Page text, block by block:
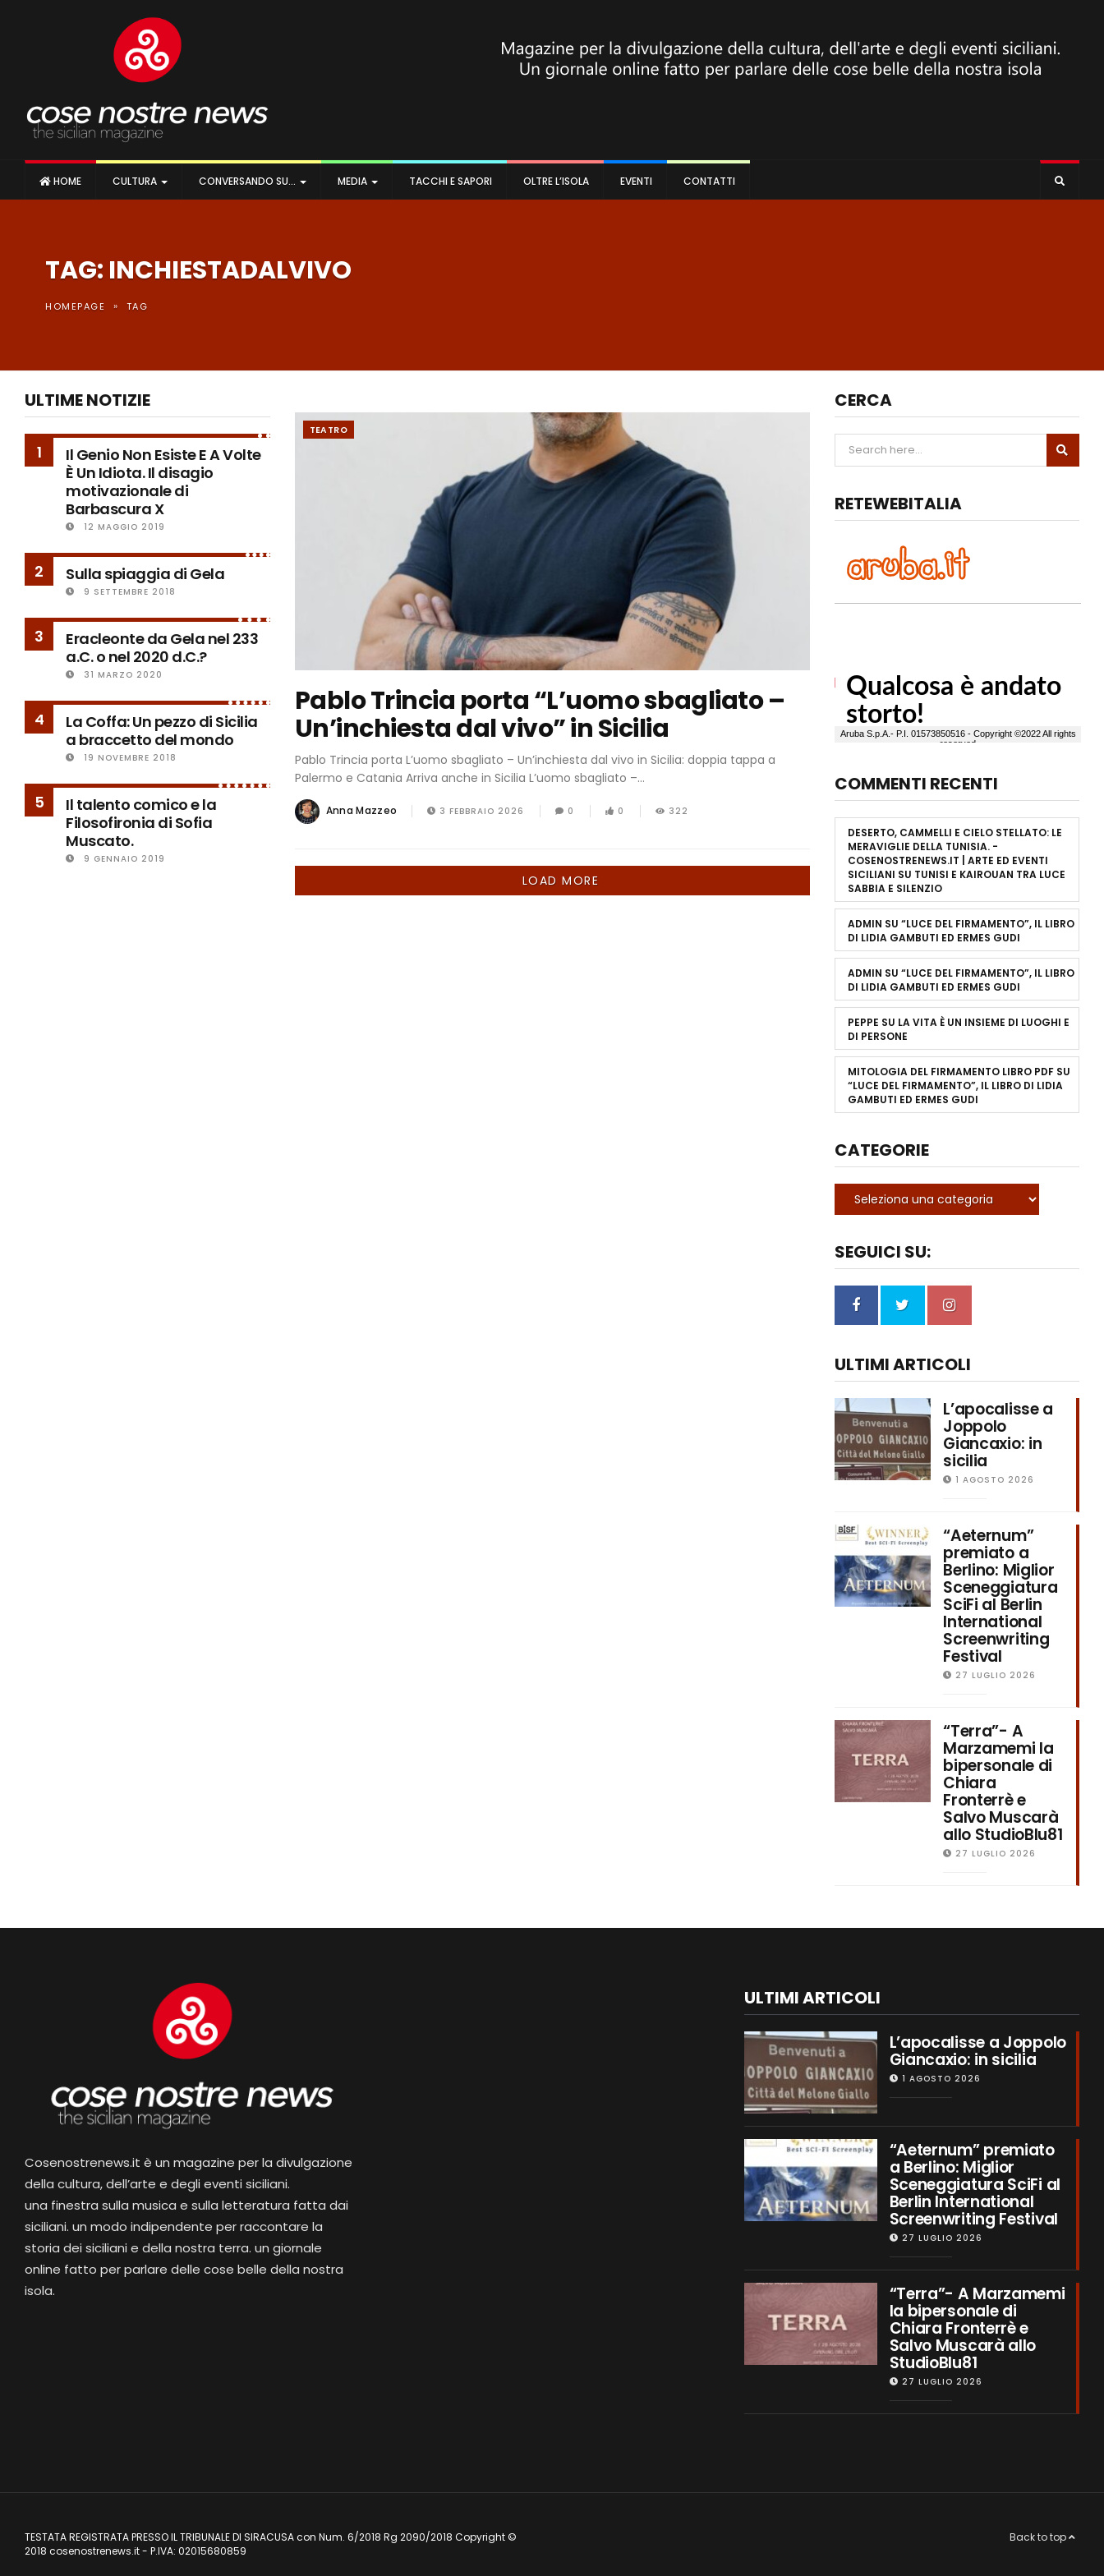
HOME CULTURA CONVERSANDO SU… MEDIA TACCHI E SAPORI OLTRE L’ISOLA EVENTI CONTATTI
TAG: INCHIESTADALVIVO
HOMEPAGE » TAG
ULTIME NOTIZIE
1
Il Genio Non Esiste E A Volte
È Un Idiota. Il disagio
motivazionale di
Barbascura X
12 MAGGIO 2019
2 Sulla spiaggia di Gela
9 SETTEMBRE 2018
3
Eracleonte da Gela nel 233
a.C. o nel 2020 d.C.?
31 MARZO 2020
4
La Coffa: Un pezzo di Sicilia
a braccetto del mondo
19 NOVEMBRE 2018
5
Il talento comico e la
Filosofironia di Sofia
Muscato.
9 GENNAIO 2019
TEATRO
Pablo Trincia porta “L’uomo sbagliato –
Un’inchiesta dal vivo” in Sicilia
Pablo Trincia porta L’uomo sbagliato – Un’inchiesta dal vivo in Sicilia: doppia tappa a
Palermo e Catania Arriva anche in Sicilia L’uomo sbagliato –...
Anna Mazzeo 3 FEBBRAIO 2026 0 0 322
LOAD MORE
CERCA
RETEWEBITALIA
COMMENTI RECENTI
DESERTO, CAMMELLI E CIELO STELLATO: LE
MERAVIGLIE DELLA TUNISIA. -
COSENOSTRENEWS.IT | ARTE ED EVENTI
SICILIANI SU TUNISI E KAIROUAN TRA LUCE
SABBIA E SILENZIO
ADMIN SU “LUCE DEL FIRMAMENTO”, IL LIBRO
DI LIDIA GAMBUTI ED ERMES GUDI
ADMIN SU “LUCE DEL FIRMAMENTO”, IL LIBRO
DI LIDIA GAMBUTI ED ERMES GUDI
PEPPE SU LA VITA È UN INSIEME DI LUOGHI E
DI PERSONE
MITOLOGIA DEL FIRMAMENTO LIBRO PDFSU
“LUCE DEL FIRMAMENTO”, IL LIBRO DI LIDIA
GAMBUTI ED ERMES GUDI
CATEGORIE
SEGUICI SU:
ULTIMI ARTICOLI
L’apocalisse a
Joppolo
Giancaxio: in
sicilia
1 AGOSTO 2026
“Aeternum”
premiato a
Berlino: Miglior
Sceneggiatura
SciFi al Berlin
International
Screenwriting
Festival
27 LUGLIO 2026
“Terra”- A
Marzamemi la
bipersonale di
Chiara
Fronterrè e
Salvo Muscarà
allo StudioBlu81
27 LUGLIO 2026
Cosenostrenews.it è un magazine per la divulgazione
della cultura, dell’arte e degli eventi siciliani.
una finestra sulla musica e sulla letteratura fatta dai
siciliani. un modo indipendente per raccontare la
storia dei siciliani e della nostra terra. un giornale
online fatto per parlare delle cose belle della nostra
isola.
ULTIMI ARTICOLI
L’apocalisse a Joppolo
Giancaxio: in sicilia
1 AGOSTO 2026
“Aeternum” premiato
a Berlino: Miglior
Sceneggiatura SciFi al
Berlin International
Screenwriting Festival
27 LUGLIO 2026
“Terra”- A Marzamemi
la bipersonale di
Chiara Fronterrè e
Salvo Muscarà allo
StudioBlu81
27 LUGLIO 2026
TESTATA REGISTRATA PRESSO IL TRIBUNALE DI SIRACUSA con Num. 6/2018 Rg 2090/2018 Copyright ©
2018 cosenostrenews.it - P.IVA: 02015680859
Back to top